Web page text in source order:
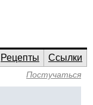
Рецепты
Ссылки
Постучаться